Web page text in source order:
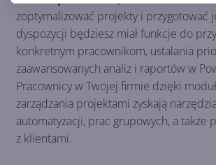
zoptymalizować projekty i przygotować
dyspozycji będziesz miał funkcje do
konkretnym pracownikom, ustalania
zaawansowanych analiz i raportów w
Pracownicy w Twojej firmie dzięki
zarządzania projektami zyskają
automatyzacji, prac grupowych, a także
z klientami.